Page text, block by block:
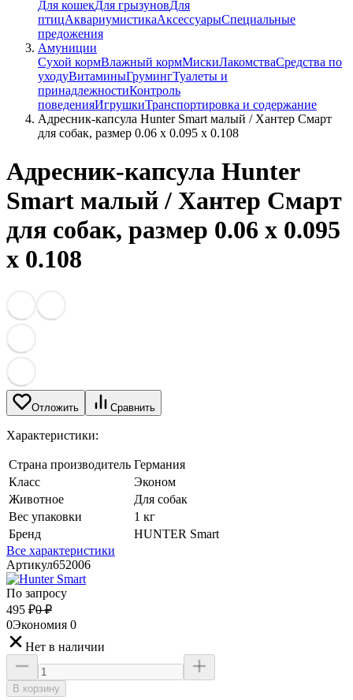
Для кошекДля грызуновДля
птицАквариумистикаАксессуарыСпециальные
предожения
Амуниции
Сухой кормВлажный кормМискиЛакомстваСредства по
уходуВитаминыГрумингТуалеты и
принадлежностиКонтроль
поведенияИгрушкиТранспортировка и содержание
Адресник-капсула Hunter Smart малый / Хантер Смарт
для собак, размер 0.06 x 0.095 x 0.108
Адресник-капсула Hunter
Smart малый / Хантер Смарт
для собак, размер 0.06 x 0.095
x 0.108
Отложить Сравнить
Характеристики:
Страна производитель Германия
Класс
Эконом
Животное
Для собак
Вес упаковки
1 кг
Бренд
HUNTER Smart
Все характеристики
Артикул652006
По запросу
495 ₽0 ₽
0Экономия 0
Нет в наличии
В корзину